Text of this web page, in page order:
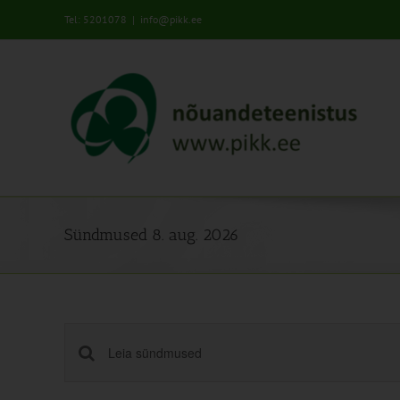
Tel: 5201078 | info@pikk.ee
Sündmused 8. aug. 2026
Sündmused
Enter